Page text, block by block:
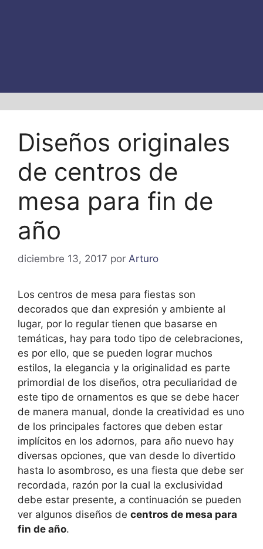
Diseños originales
de centros de
mesa para fin de
año
diciembre 13, 2017 por Arturo
Los centros de mesa para fiestas son
decorados que dan expresión y ambiente al
lugar, por lo regular tienen que basarse en
temáticas, hay para todo tipo de celebraciones,
es por ello, que se pueden lograr muchos
estilos, la elegancia y la originalidad es parte
primordial de los diseños, otra peculiaridad de
este tipo de ornamentos es que se debe hacer
de manera manual, donde la creatividad es uno
de los principales factores que deben estar
implícitos en los adornos, para año nuevo hay
diversas opciones, que van desde lo divertido
hasta lo asombroso, es una fiesta que debe ser
recordada, razón por la cual la exclusividad
debe estar presente, a continuación se pueden
ver algunos diseños de centros de mesa para
fin de año.